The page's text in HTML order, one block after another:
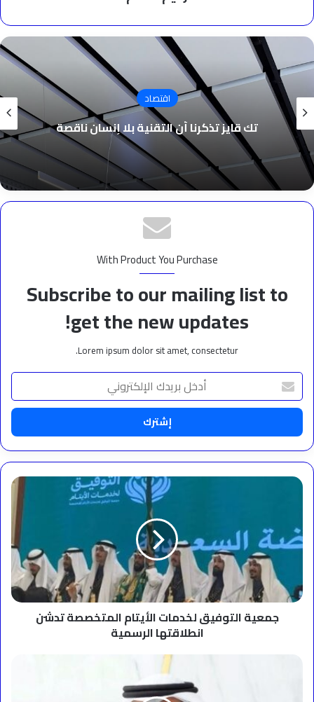
اقتصاد
تك قايز تذكرنا أن التقنية بلا إنسان ناقصة
With Product You Purchase
Subscribe to our mailing list to
get the new updates!
Lorem ipsum dolor sit amet, consectetur.
أدخل
بريدك
الإلكتروني
جمعية
الأيتام
المتخصصة
انطلاقتها
الرسمية
جمعية التوفيق لخدمات الأيتام المتخصصة تدشن
انطلاقتها الرسمية